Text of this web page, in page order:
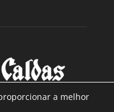
a melhor